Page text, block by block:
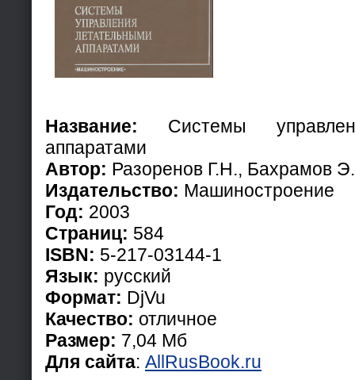
Название: Системы
аппаратами
Автор: Разоренов Г.Н., Бахрамов
Издательство: Машиностроение
Год: 2003
Страниц: 584
ISBN: 5-217-03144-1
Язык: русский
Формат: DjVu
Качество: отличное
Размер: 7,04 Мб
Для сайта: AllRusBook.ru